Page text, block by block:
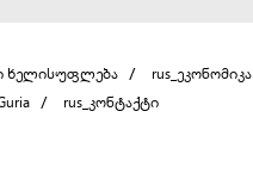
ხელისუფლება rus_ეკონომიკა
rus_კონტაქტი